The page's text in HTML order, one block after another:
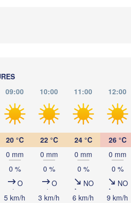
09:00 10:00 11:00 12:00
20 °C
0 mm
0 %
O
5 km/h
22 °C
0 mm
0 %
O
3 km/h
24 °C
0 mm
0 %
NO
6 km/h
26 °C
0 mm
0 %
NO
9 km/h
Скопје
(Skopje)
Podgorica
ALBANIE
DU